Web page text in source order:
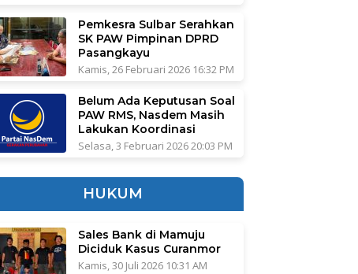
Pemkesra Sulbar Serahkan
SK PAW Pimpinan DPRD
Pasangkayu
Kamis, 26 Februari 2026 16:32 PM
Belum Ada Keputusan Soal
PAW RMS, Nasdem Masih
Lakukan Koordinasi
Selasa, 3 Februari 2026 20:03 PM
HUKUM
Sales Bank di Mamuju
Diciduk Kasus Curanmor
Kamis, 30 Juli 2026 10:31 AM